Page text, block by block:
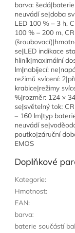
barva:
neuvádí se|doba
LED 100 % – 3 h,
100 % – 200 m,
se|LED indikace
hliník|maximální
lm|nabíjecí:
režimů svícení:
krabice|režimy
%|rozměr: 124 ×
se|světelný tok:
– 160 lm|typ
neuvádí
poutko|záruční
EMOS
Doplňkové
Kategorie:
Hmotnost:
EAN:
barva:
baterie součástí